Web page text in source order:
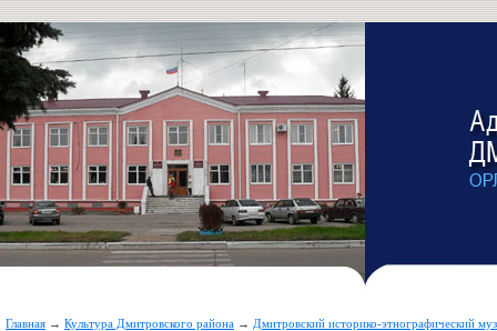
Главная → Культура Дмитровского района → Дмитровский историко-этнографический